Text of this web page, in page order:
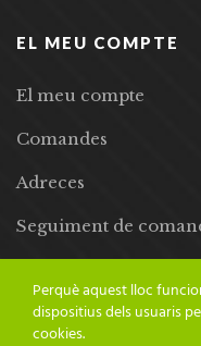
EL MEU COMPTE
El meu compte
Comandes
Adreces
Seguiment de
Perquè aquest lloc
dispositius dels usuaris
cookies.